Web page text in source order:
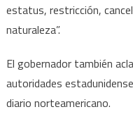
estatus, restricción,
naturaleza”.
El gobernador también
autoridades
diario norteamericano.